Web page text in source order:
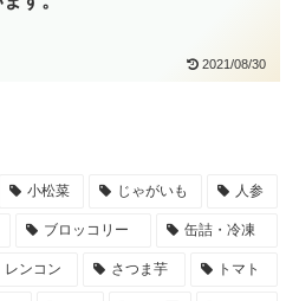
2021/08/30
小松菜 じゃがいも 人参
ブロッコリー 缶詰・冷凍
レンコン さつま芋 トマト